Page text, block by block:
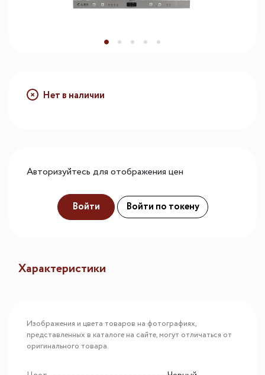
Нет в наличии
Авторизуйтесь для отображения цен
Войти Войти по токену
Характеристики
Изображения и цвета товаров на фотографиях,
представленных в каталоге на сайте, могут отличаться от
оригинального товара.